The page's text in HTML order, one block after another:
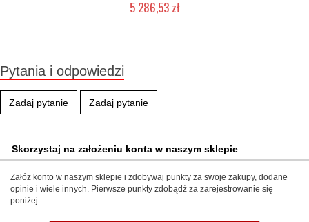
5 286,53 zł
Pytania i odpowiedzi
Zadaj pytanie Zadaj pytanie
Skorzystaj na założeniu konta w naszym sklepie
Załóż konto w naszym sklepie i zdobywaj punkty za swoje zakupy, dodane
opinie i wiele innych. Pierwsze punkty zdobądź za zarejestrowanie się
poniżej: